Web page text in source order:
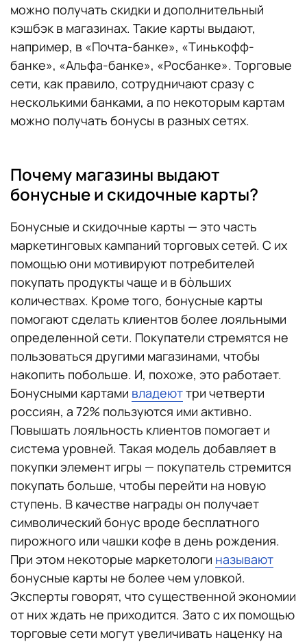
можно получать скидки и дополнительный
кэшбэк в магазинах. Такие карты выдают,
например, в «Почта-банке», «Тинькофф-
банке», «Альфа-банке», «Росбанке». Торговые
сети, как правило, сотрудничают сразу с
несколькими банками, а по некоторым картам
можно получать бонусы в разных сетях.
Почему магазины выдают
бонусные и скидочные карты?
Бонусные и скидочные карты — это часть
маркетинговых кампаний торговых сетей. С их
помощью они мотивируют потребителей
покупать продукты чаще и в бòльших
количествах. Кроме того, бонусные карты
помогают сделать клиентов более лояльными
определенной сети. Покупатели стремятся не
пользоваться другими магазинами, чтобы
накопить побольше. И, похоже, это работает.
Бонусными картами владеюттри четверти
россиян, а 72% пользуются ими активно.
Повышать лояльность клиентов помогает и
система уровней. Такая модель добавляет в
покупки элемент игры — покупатель стремится
покупать больше, чтобы перейти на новую
ступень. В качестве награды он получает
символический бонус вроде бесплатного
пирожного или чашки кофе в день рождения.
При этом некоторые маркетологи называют
бонусные карты не более чем уловкой.
Эксперты говорят, что существенной экономии
от них ждать не приходится. Зато с их помощью
торговые сети могут увеличивать наценку на